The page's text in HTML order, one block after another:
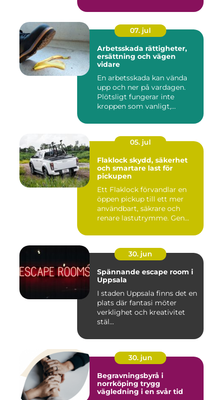
07. jul
Arbetsskada rättigheter,
ersättning och vägen
vidare
En arbetsskada kan vända
upp och ner på vardagen.
Plötsligt fungerar inte
kroppen som vanligt,
05. jul
Flaklock skydd, säkerhet
och smartare last för
pickupen
Ett Flaklock förvandlar en
öppen pickup till ett mer
användbart, säkrare och
renare lastutrymme. Gen...
30. jun
Spännande escape room i
Uppsala
I staden Uppsala finns det en
plats där fantasi möter
verklighet och kreativitet
stäl...
30. jun
Begravningsbyrå i
norrköping trygg
vägledning i en svår tid